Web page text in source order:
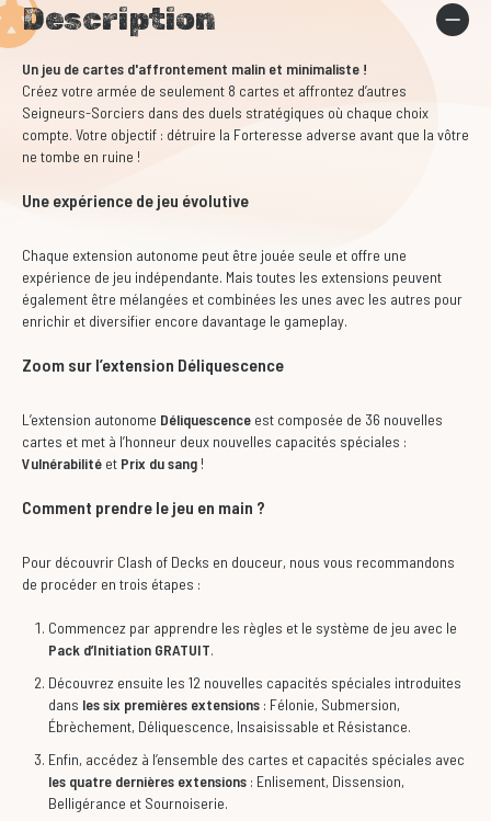
Description
Un jeu de cartes d'affrontement malin et minimaliste !
Créez votre armée de seulement 8 cartes et affrontez d’autres
Seigneurs-Sorciers dans des duels stratégiques où chaque choix
compte. Votre objectif : détruire la Forteresse adverse avant que la vôtre
ne tombe en ruine !
Une expérience de jeu évolutive
Chaque extension autonome peut être jouée seule et offre une
expérience de jeu indépendante. Mais toutes les extensions peuvent
également être mélangées et combinées les unes avec les autres pour
enrichir et diversifier encore davantage le gameplay.
Zoom sur l’extension Déliquescence
L’extension autonome Déliquescence est composée de 36 nouvelles
cartes et met à l’honneur deux nouvelles capacités spéciales :
Vulnérabilité et Prix du sang !
Comment prendre le jeu en main ?
Pour découvrir Clash of Decks en douceur, nous vous recommandons
de procéder en trois étapes :
Commencez par apprendre les règles et le système de jeu avec le
Pack d’Initiation GRATUIT.
Découvrez ensuite les 12 nouvelles capacités spéciales introduites
dans les six premières extensions : Félonie, Submersion,
Ébrèchement, Déliquescence, Insaisissable et Résistance.
Enfin, accédez à l’ensemble des cartes et capacités spéciales avec
les quatre dernières extensions : Enlisement, Dissension,
Belligérance et Sournoiserie.